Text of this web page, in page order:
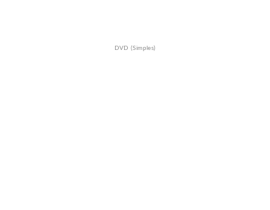
DVD (Simples)